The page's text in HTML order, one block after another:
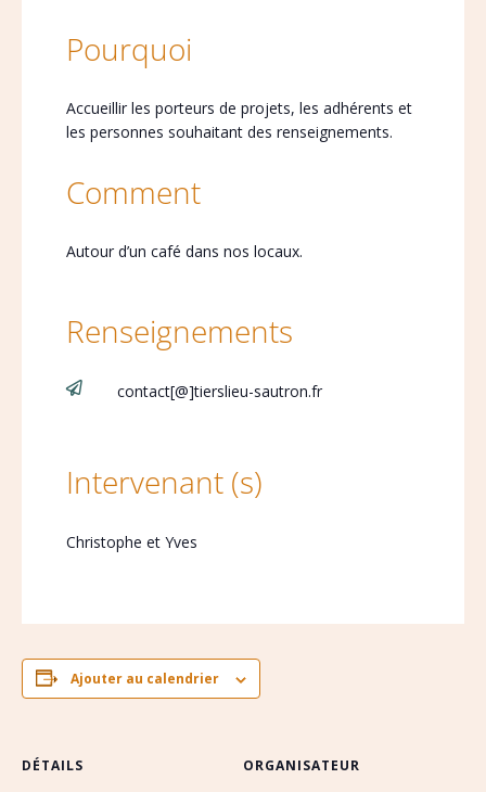
Pourquoi
Accueillir les porteurs de projets, les adhérents et
les personnes souhaitant des renseignements.
Comment
Autour d’un café dans nos locaux.
Renseignements
 contact[@]tierslieu-sautron.fr
Intervenant (s)
Christophe et Yves
Ajouter au calendrier
DÉTAILS
ORGANISATEUR